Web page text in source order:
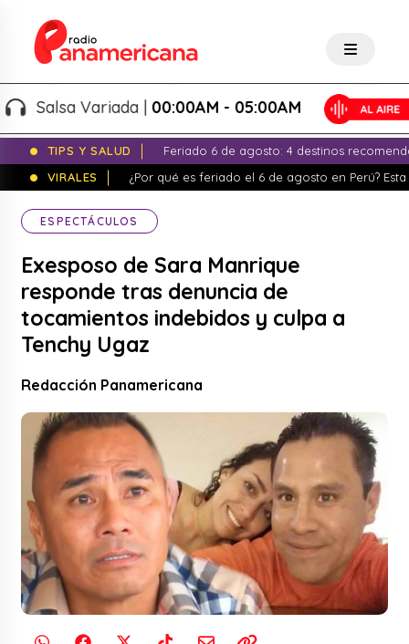
Salsa Variada |00:00AM - 05:00AM
TIPS Y SALUD
Feriado 6 de agosto: 4 destinos
VIRALES
¿Por qué es feriado el 6 de agosto en Perú?
ESPECTÁCULOS
Exesposo de Sara Manrique
responde tras denuncia de
tocamientos indebidos y culpa a
Tenchy Ugaz
Redacción Panamericana